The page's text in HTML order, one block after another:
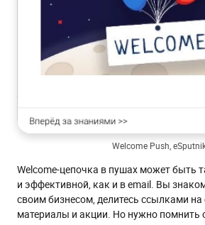
Welcome Push,
Welcome-цепочка в пушах может быть
и эффективной, как и в email. Вы
своим бизнесом, делитесь ссылками
материалы и акции. Но нужно помнить